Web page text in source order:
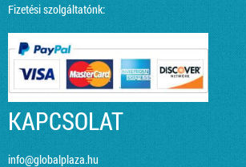
Fizetési szolgáltatónk:
KAPCSOLAT
info@globalplaza.hu